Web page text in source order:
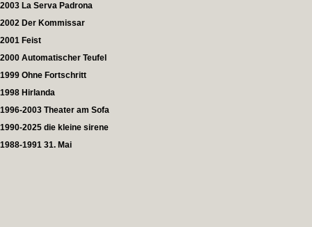
2003 La Serva Padrona
2002 Der Kommissar
2001 Feist
2000 Automatischer Teufel
1999 Ohne Fortschritt
1998 Hirlanda
1996-2003 Theater am Sofa
1990-2025 die kleine sirene
1988-1991 31. Mai